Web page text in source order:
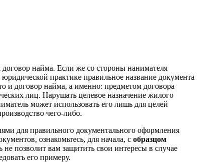
найма. Если же со стороны нанимателя
практике правильное название документа
и договор найма, а именно: предметом договора
лиц. Нарушать целевое назначение жилого
может использовать его лишь для целей
чего-либо.
для правильного документального оформления
ознакомьтесь, для начала, с образцом
позволит вам защитить свои интересы в случае
его примеру.